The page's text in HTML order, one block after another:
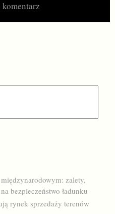
zalety,
bezpieczeństwo ładunku
rynek sprzedaży terenów